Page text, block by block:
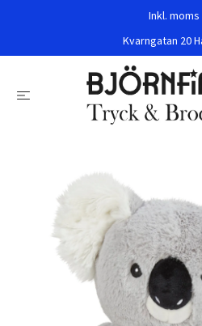
Inkl. moms
Kvarngatan 20